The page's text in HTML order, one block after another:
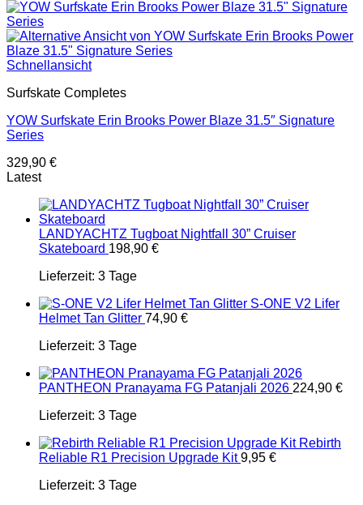
Schnellansicht
Surfskate Completes
YOW Surfskate Erin Brooks Power Blaze 31.5″ Signature
Series
329,90 €
Latest
LANDYACHTZ Tugboat Nightfall 30” Cruiser
Skateboard 198,90 €
Lieferzeit: 3 Tage
S-ONE V2 Lifer
Helmet Tan Glitter 74,90 €
Lieferzeit: 3 Tage
PANTHEON Pranayama FG Patanjali 2026 224,90 €
Lieferzeit: 3 Tage
Rebirth
Reliable R1 Precision Upgrade Kit 9,95 €
Lieferzeit: 3 Tage